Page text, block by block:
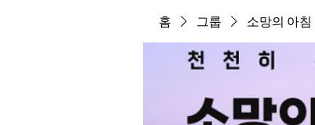
홈 그룹 소망의 아침